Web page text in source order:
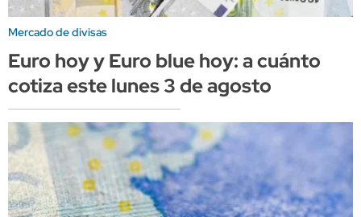
Mercado de divisas
Euro hoy y Euro blue hoy: a cuánto
cotiza este lunes 3 de agosto